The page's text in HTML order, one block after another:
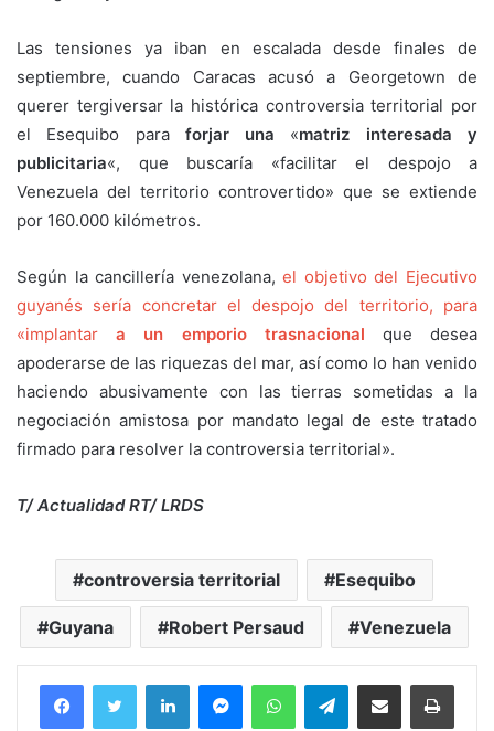
Las tensiones ya iban en escalada desde finales de
septiembre, cuando Caracas acusó a Georgetown de
querer tergiversar la histórica controversia territorial por
el Esequibo para forjar una «matriz interesada y
publicitaria«, que buscaría «facilitar el despojo a
Venezuela del territorio controvertido» que se extiende
por 160.000 kilómetros.
Según la cancillería venezolana,el objetivo del Ejecutivo
guyanés sería concretar el despojo del territorio, para
«implantar a un emporio trasnacional
que desea
apoderarse de las riquezas del mar, así como lo han venido
haciendo abusivamente con las tierras sometidas a la
negociación amistosa por mandato legal de este tratado
firmado para resolver la controversia territorial».
T/ Actualidad RT/ LRDS
controversia territorial Esequibo
Guyana Robert Persaud Venezuela
FacebookTwitter LinkedInMessengerWhatsAppTelegramCompartir por correo electrónico